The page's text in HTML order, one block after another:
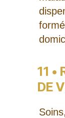
11 •
DE